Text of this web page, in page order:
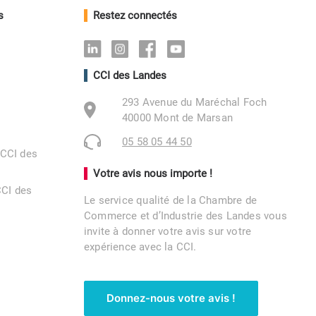
des
des
Restez connectés
LinkedinInstagramFacebookYoutube
CCI des Landes
293 Avenue du Maréchal Foch
40000 Mont de Marsan
05 58 05 44 50
Votre avis nous importe !
Le service qualité de la Chambre de
Commerce et d’Industrie des Landes vous
invite à donner votre avis sur votre
expérience avec la CCI.
Donnez-nous votre avis !